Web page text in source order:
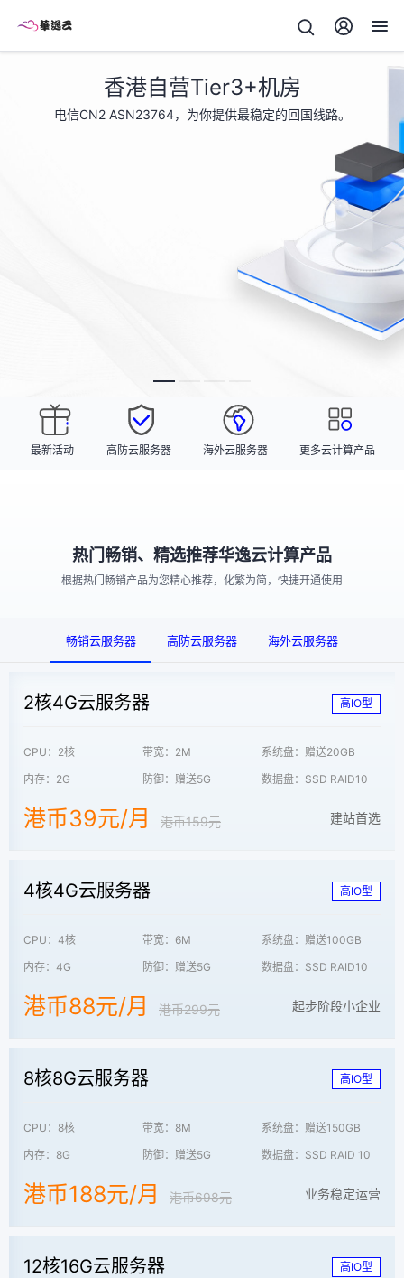
香港自营Tier3+机房
电信CN2 ASN23764，为你提供最稳定的回国线路。
最新活动 高防云服务器 海外云服务器 更多云计算产品
热门畅销、精选推荐华逸云计算产品
根据热门畅销产品为您精心推荐，化繁为简，快捷开通使用
畅销云服务器 高防云服务器 海外云服务器
2核4G云服务器 高IO型
CPU：2核 带宽：2M
系统盘：赠送20GB
内存：2G
防御：赠送5G 数据盘：SSD RAID10
港币39元/月 港币159元 建站首选
4核4G云服务器 高IO型
CPU：4核 带宽：6M
系统盘：赠送100GB
内存：4G
防御：赠送5G 数据盘：SSD RAID10
港币88元/月 港币299元 起步阶段小企业
8核8G云服务器 高IO型
CPU：8核 带宽：8M
系统盘：赠送150GB
内存：8G
防御：赠送5G 数据盘：SSD RAID 10
港币188元/月 港币698元 业务稳定运营
12核16G云服务器 高IO型